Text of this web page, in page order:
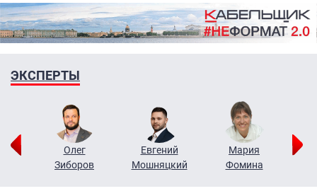
ЭКСПЕРТЫ
Олег
Зиборов
Евгений
Мошняцкий
Мария
Фомина